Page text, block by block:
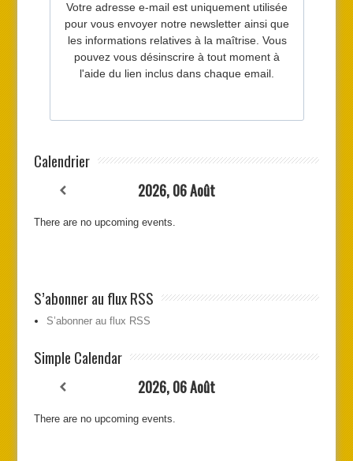
Calendrier
2026, 06 Août
There are no upcoming events.
S’abonner au flux RSS
S’abonner au flux RSS
Simple Calendar
2026, 06 Août
There are no upcoming events.